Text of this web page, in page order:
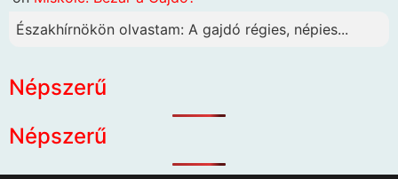
Északhírnökön olvastam: A gajdó régies, népies...
Népszerű
Népszerű